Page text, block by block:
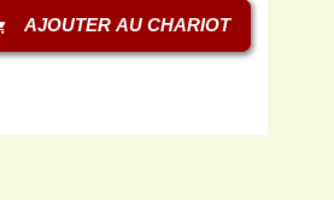
AJOUTER AU CHARIOT